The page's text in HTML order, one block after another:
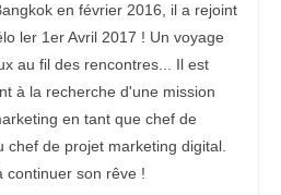
en février 2016, il a rejoint
ler 1er Avril 2017 ! Un voyage
au fil des rencontres... Il est
à la recherche d'une mission
en tant que chef de
chef de projet marketing digital.
continuer son rêve !